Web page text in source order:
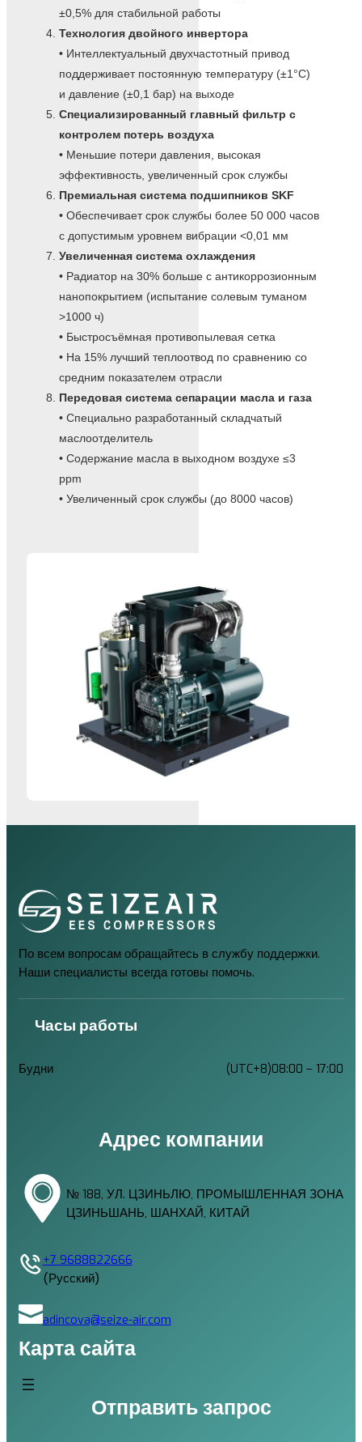
±0,5% для стабильной работы
Технология двойного инвертора
• Интеллектуальный двухчастотный привод
поддерживает постоянную температуру (±1°C)
и давление (±0,1 бар) на выходе
Специализированный главный фильтр с
контролем потерь воздуха
• Меньшие потери давления, высокая
эффективность, увеличенный срок службы
Премиальная система подшипников SKF
• Обеспечивает срок службы более 50 000 часов
с допустимым уровнем вибрации <0,01 мм
Увеличенная система охлаждения
• Радиатор на 30% больше с антикоррозионным
нанопокрытием (испытание солевым туманом
>1000 ч)
• Быстросъёмная противопылевая сетка
• На 15% лучший теплоотвод по сравнению со
средним показателем отрасли
Передовая система сепарации масла и газа
• Специально разработанный складчатый
маслоотделитель
• Содержание масла в выходном воздухе ≤3
ppm
• Увеличенный срок службы (до 8000 часов)
По всем вопросам обращайтесь в службу поддержки.
Наши специалисты всегда готовы помочь.
Часы работы
Будни (UTC+8)08:00 – 17:00
Адрес компании
№ 188, УЛ. ЦЗИНЬЛЮ, ПРОМЫШЛЕННАЯ ЗОНА
ЦЗИНЬШАНЬ, ШАНХАЙ, КИТАЙ
+7 9688822666
(Русский)
adincova@seize-air.com
Карта сайта
Отправить запрос